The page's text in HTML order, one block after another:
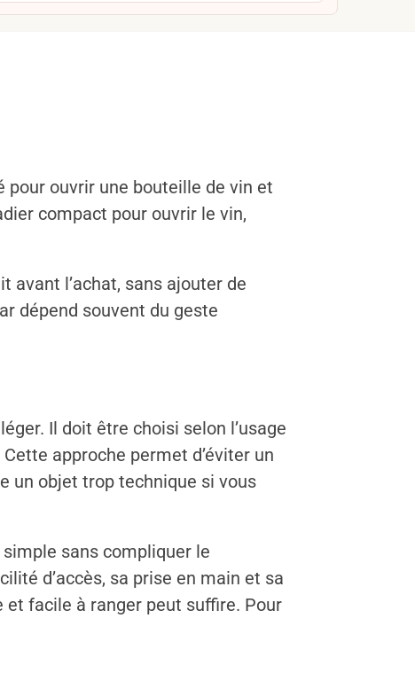
pour ouvrir une bouteille de vin et
compact pour ouvrir le vin,
avant l’achat, sans ajouter de
dépend souvent du geste
Il doit être choisi selon l’usage
approche permet d’éviter un
un objet trop technique si vous
sans compliquer le
d’accès, sa prise en main et sa
facile à ranger peut suffire. Pour